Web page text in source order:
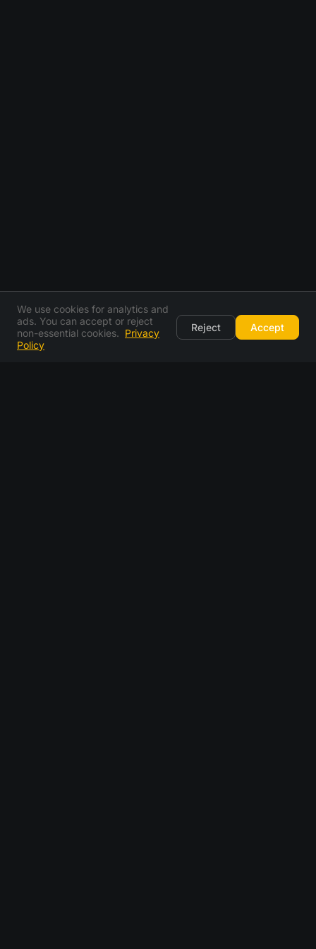
We use cookies for analytics and
ads. You can accept or reject
non-essential cookies. Privacy
Policy
Reject Accept